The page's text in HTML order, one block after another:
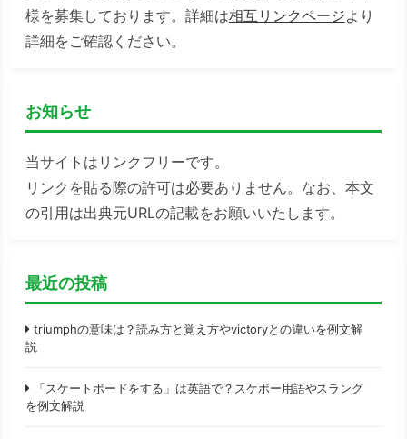
様を募集しております。詳細は相互リンクページより
詳細をご確認ください。
お知らせ
当サイトはリンクフリーです。
リンクを貼る際の許可は必要ありません。なお、本文
の引用は出典元URLの記載をお願いいたします。
最近の投稿
triumphの意味は？読み方と覚え方やvictoryとの違いを例文解
説
「スケートボードをする」は英語で？スケボー用語やスラング
を例文解説